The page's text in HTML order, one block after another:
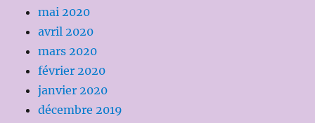
mai 2020
avril 2020
mars 2020
février 2020
janvier 2020
décembre 2019